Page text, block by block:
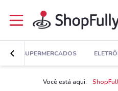
SUPERMERCADOS
Você está aqui: